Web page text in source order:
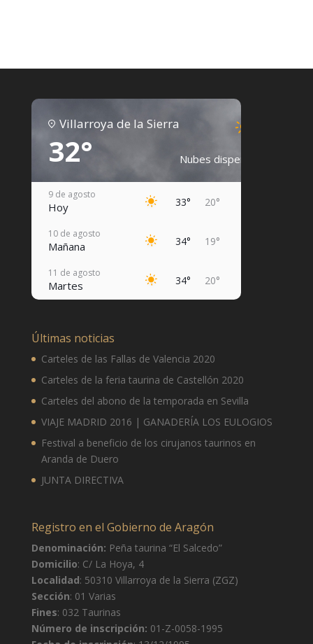
Villarroya de la Sierra
32° Nubes dispersas
9 de agosto
Hoy 33° 20°
10 de agosto
Mañana 34° 19°
11 de agosto
Martes 34° 20°
Jueves 37° 23°
Viernes 36° 23°
15 de agosto
Sábado 31° 22°
Últimas noticias
Carteles de las Fallas de Valencia 2020
Carteles de la feria taurina de Castellón 2020
Carteles del abono de la temporada en Sevilla
VIAJE MADRID 2016 | GANADERÍA LOS EULOGIOS
Festival a beneficio de los cirujanos taurinos en
Aranda de Duero
JUNTA DIRECTIVA
Registro en el Gobierno de Aragón
Denominación: Peña taurina “El Salcedo”
Domicilio: C/ La Hoya, 4
Localidad: 50310 Villarroya de la Sierra (ZGZ)
Sección: 01 Varias
Fines: 032 Taurinas
Número de inscripción: 01-Z-0058-1995